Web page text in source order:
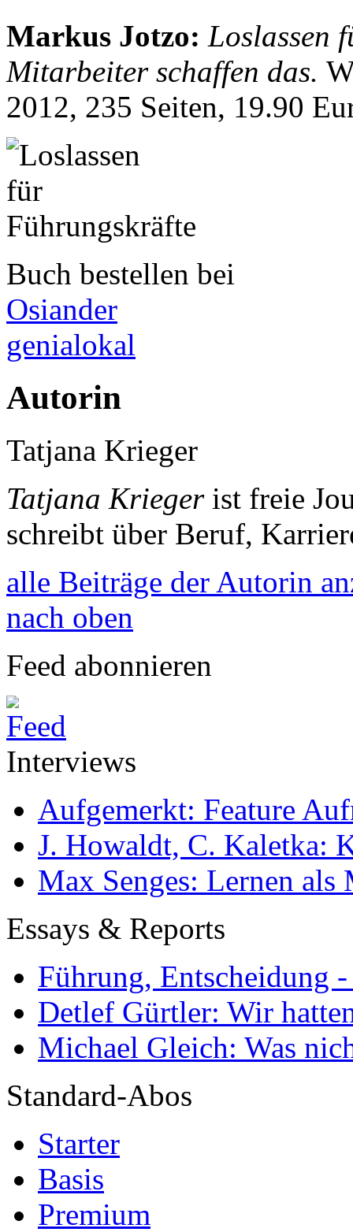
Markus Jotzo: Loslassen
Mitarbeiter schaffen das.
2012, 235 Seiten, 19.90
Buch bestellen bei
Osiander
genialokal
Autorin
Tatjana Krieger
Tatjana Kriegerist freie
schreibt über Beruf,
alle Beiträge der Autorin
nach oben
Feed abonnieren
Interviews
Aufgemerkt: Feature
J. Howaldt, C. Kaletka:
Max Senges: Lernen als
Essays & Reports
Führung, Entscheidung
Detlef Gürtler: Wir
Michael Gleich: Was
Standard-Abos
Starter
Basis
Premium